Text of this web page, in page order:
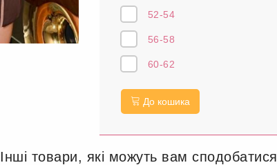
52-54
56-58
60-62
До кошика
Інші товари, які можуть вам сподобатися